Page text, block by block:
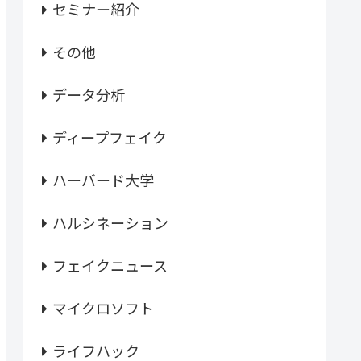
セミナー紹介
その他
データ分析
ディープフェイク
ハーバード大学
ハルシネーション
フェイクニュース
マイクロソフト
ライフハック